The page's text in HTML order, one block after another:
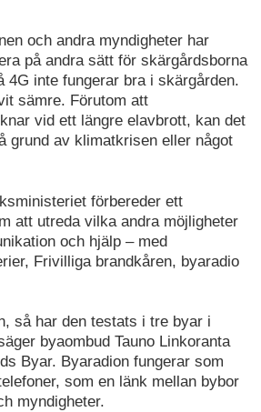
och andra myndigheter har
på andra sätt för skärgårdsborna
4G inte fungerar bra i skärgården.
sämre. Förutom att
vid ett längre elavbrott, kan det
grund av klimatkrisen eller något
förbereder ett
att utreda vilka andra möjligheter
och hjälp – med
Frivilliga brandkåren, byaradio
så har den testats i tre byar i
byaombud Tauno Linkoranta
Byar. Byaradion fungerar som
som en länk mellan bybor
myndigheter.